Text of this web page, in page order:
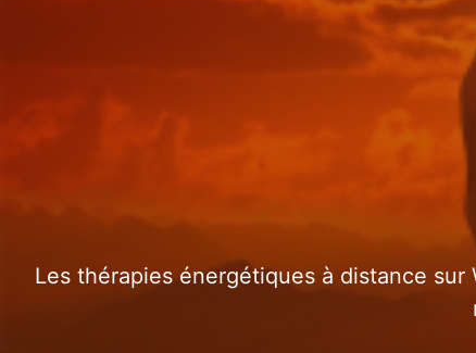
Les thérapies énergétiques à distance